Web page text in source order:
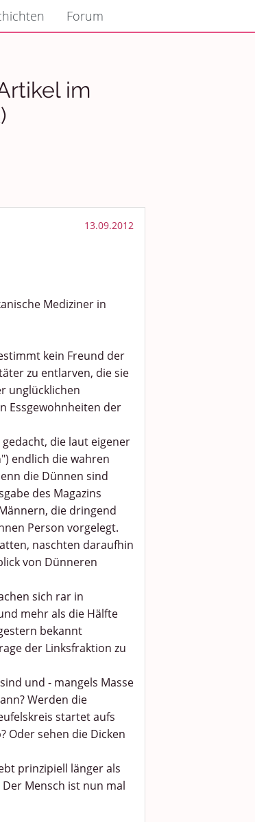
Forum
im
13.09.2012
Mediziner in
kein Freund der
zu entlarven, die sie
unglücklichen
Essgewohnheiten der
die laut eigener
endlich die wahren
die Dünnen sind
des Magazins
die dringend
Person vorgelegt.
naschten daraufhin
von Dünneren
sich rar in
mehr als die Hälfte
bekannt
der Linksfraktion zu
und - mangels Masse
Werden die
startet aufs
Oder sehen die Dicken
prinzipiell länger als
Mensch ist nun mal